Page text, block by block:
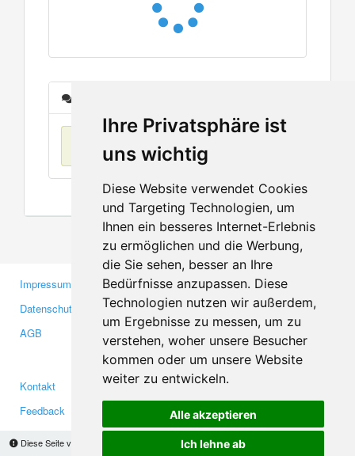
Ihre Privatsphäre ist
uns wichtig
Diese Website verwendet Cookies
und Targeting Technologien, um
Ihnen ein besseres Internet-Erlebnis
zu ermöglichen und die Werbung,
die Sie sehen, besser an Ihre
Bedürfnisse anzupassen. Diese
Technologien nutzen wir außerdem,
um Ergebnisse zu messen, um zu
verstehen, woher unsere Besucher
kommen oder um unsere Website
weiter zu entwickeln.
Alle akzeptieren
Ich lehne ab
Diese Seite verwendet Cookies, um Informationen auf Ihrem Computer zu speichern.
Keine Einträge
Impressum
Datenschutzerklärung
AGB
Gewerbetreibende
Investoren
Medien
Kontakt
Feedback
Facebook
Twitter
YouTube